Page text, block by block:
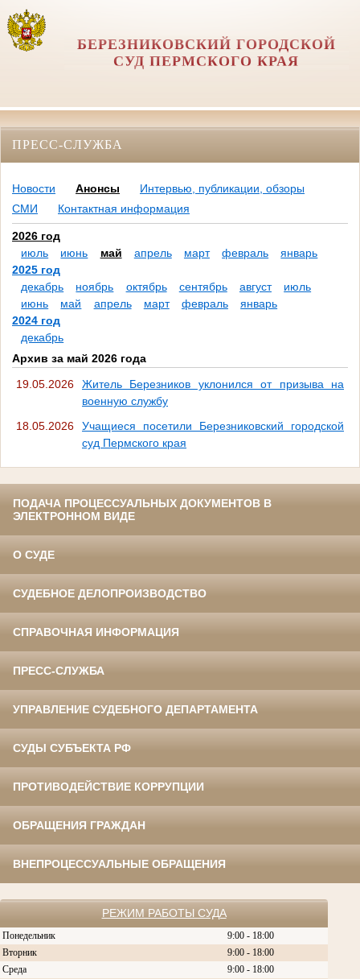
БЕРЕЗНИКОВСКИЙ ГОРОДСКОЙ
СУД ПЕРМСКОГО КРАЯ
ПРЕСС-СЛУЖБА
Новости Анонсы
Интервью, публикации, обзоры
СМИ
Контактная информация
2026 год
июль
июнь май апрель март февраль
январь
2025 год
декабрь
ноябрь октябрь сентябрь август
июль
июнь
май апрель март февраль
январь
2024 год
декабрь
Архив за май 2026 года
19.05.2026
Житель Березников уклонился от призыва на
военную службу
18.05.2026
Учащиеся посетили Березниковский городской
суд Пермского края
ПОДАЧА ПРОЦЕССУАЛЬНЫХ ДОКУМЕНТОВ В
ЭЛЕКТРОННОМ ВИДЕ
О СУДЕ
СУДЕБНОЕ ДЕЛОПРОИЗВОДСТВО
СПРАВОЧНАЯ ИНФОРМАЦИЯ
ПРЕСС-СЛУЖБА
УПРАВЛЕНИЕ СУДЕБНОГО ДЕПАРТАМЕНТА
СУДЫ СУБЪЕКТА РФ
ПРОТИВОДЕЙСТВИЕ КОРРУПЦИИ
ОБРАЩЕНИЯ ГРАЖДАН
ВНЕПРОЦЕССУАЛЬНЫЕ ОБРАЩЕНИЯ
РЕЖИМ РАБОТЫ СУДА
Понедельник
9:00 - 18:00
Вторник
9:00 - 18:00
Среда
9:00 - 18:00